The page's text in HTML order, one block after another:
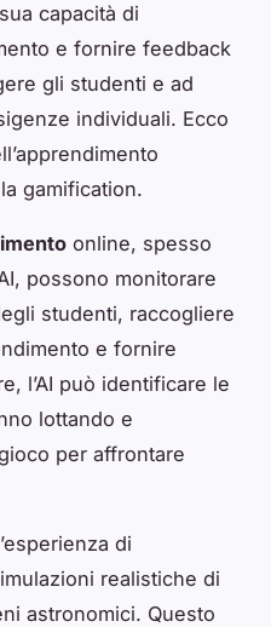
capacità di
e fornire feedback
gli studenti e ad
individuali. Ecco
gamification.
online, spesso
possono monitorare
studenti, raccogliere
e fornire
l’AI può identificare le
lottando e
per affrontare
di
realistiche di
astronomici. Questo